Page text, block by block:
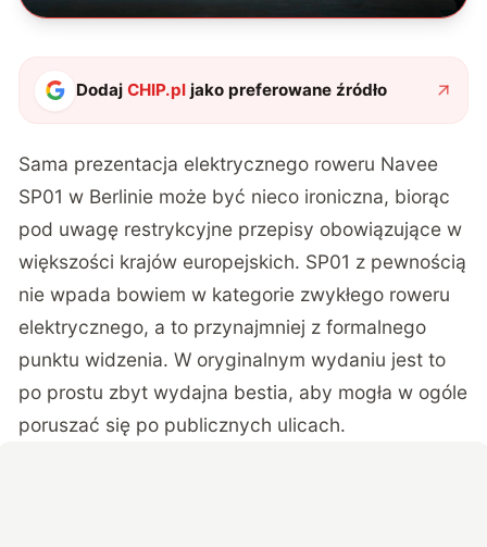
DodajCHIP.pl jako preferowane źródło
Sama prezentacja elektrycznego roweru Navee
SP01 w Berlinie może być nieco ironiczna, biorąc
pod uwagę restrykcyjne przepisy obowiązujące w
większości krajów europejskich. SP01 z pewnością
nie wpada bowiem w kategorie zwykłego roweru
elektrycznego, a to przynajmniej z formalnego
punktu widzenia. W oryginalnym wydaniu jest to
po prostu zbyt wydajna bestia, aby mogła w ogóle
poruszać się po publicznych ulicach.